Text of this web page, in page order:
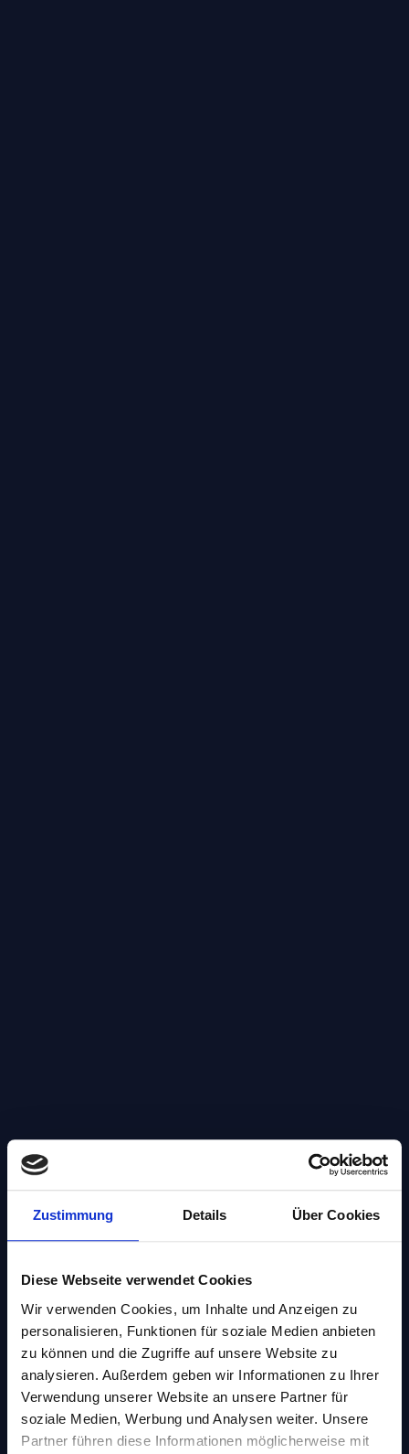
Zustimmung Details Über Cookies
Diese Webseite verwendet Cookies
Wir verwenden Cookies, um Inhalte und Anzeigen zu
personalisieren, Funktionen für soziale Medien anbieten
zu können und die Zugriffe auf unsere Website zu
analysieren. Außerdem geben wir Informationen zu Ihrer
Verwendung unserer Website an unsere Partner für
soziale Medien, Werbung und Analysen weiter. Unsere
Partner führen diese Informationen möglicherweise mit
Selbstverteidigung